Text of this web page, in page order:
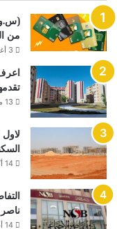
من
3 أغسطس، 2021
13 مارس، 2023
14 أكتوبر، 2022
14 أغسطس، 2020